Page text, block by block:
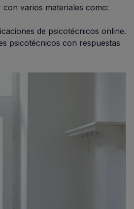
varios materiales como:
de psicotécnicos online.
psicotécnicos con respuestas